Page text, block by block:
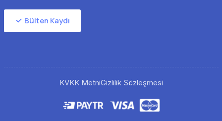
Bülten Kaydı
KVKK MetniGizlilik Sözleşmesi